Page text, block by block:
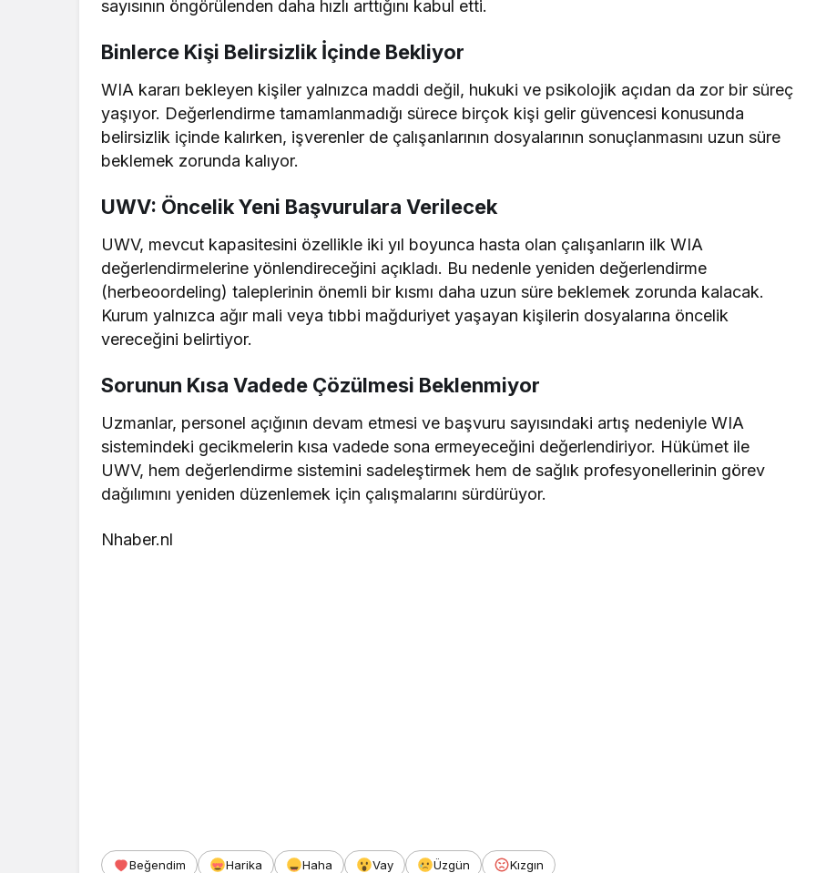
sayısının öngörülenden daha hızlı arttığını kabul etti.
Binlerce Kişi Belirsizlik İçinde Bekliyor
WIA kararı bekleyen kişiler yalnızca maddi değil, hukuki ve psikolojik açıdan da zor bir süreç
yaşıyor. Değerlendirme tamamlanmadığı sürece birçok kişi gelir güvencesi konusunda
belirsizlik içinde kalırken, işverenler de çalışanlarının dosyalarının sonuçlanmasını uzun süre
beklemek zorunda kalıyor.
UWV: Öncelik Yeni Başvurulara Verilecek
UWV, mevcut kapasitesini özellikle iki yıl boyunca hasta olan çalışanların ilk WIA
değerlendirmelerine yönlendireceğini açıkladı. Bu nedenle yeniden değerlendirme
(herbeoordeling) taleplerinin önemli bir kısmı daha uzun süre beklemek zorunda kalacak.
Kurum yalnızca ağır mali veya tıbbi mağduriyet yaşayan kişilerin dosyalarına öncelik
vereceğini belirtiyor.
Sorunun Kısa Vadede Çözülmesi Beklenmiyor
Uzmanlar, personel açığının devam etmesi ve başvuru sayısındaki artış nedeniyle WIA
sistemindeki gecikmelerin kısa vadede sona ermeyeceğini değerlendiriyor. Hükümet ile
UWV, hem değerlendirme sistemini sadeleştirmek hem de sağlık profesyonellerinin görev
dağılımını yeniden düzenlemek için çalışmalarını sürdürüyor.
Nhaber.nl
Beğendim Harika Haha Vay Üzgün Kızgın